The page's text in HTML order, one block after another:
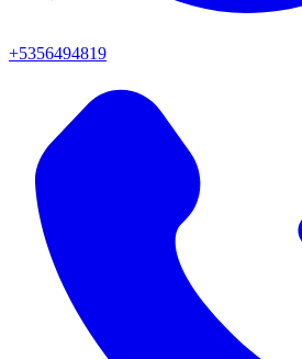
+5356494819